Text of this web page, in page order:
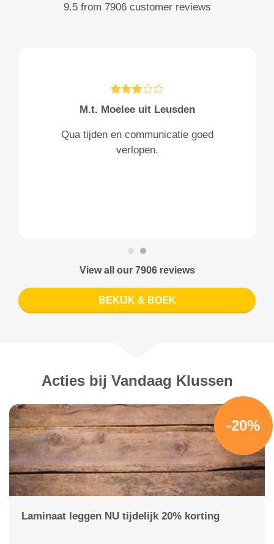
9.5 from 7906 customer reviews
M.t. Moelee uit Leusden
Qua tijden en communicatie goed
verlopen.
View all our 7906 reviews
BEKIJK & BOEK
Acties bij Vandaag Klussen
-20%
Laminaat leggen NU tijdelijk 20% korting